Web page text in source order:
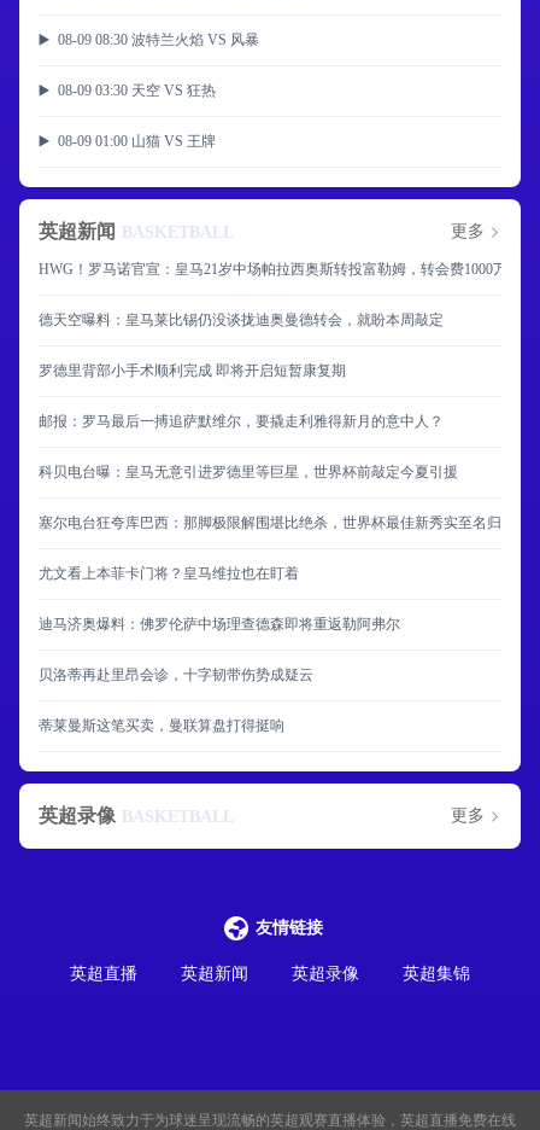
▶️ 08-09 08:30 波特兰火焰 VS 风暴
▶️ 08-09 03:30 天空 VS 狂热
▶️ 08-09 01:00 山猫 VS 王牌
英超新闻 BASKETBALL 更多
HWG！罗马诺官宣：皇马21岁中场帕拉西奥斯转投富勒姆，转会费1000万欧元
德天空曝料：皇马莱比锡仍没谈拢迪奥曼德转会，就盼本周敲定
罗德里背部小手术顺利完成 即将开启短暂康复期
邮报：罗马最后一搏追萨默维尔，要撬走利雅得新月的意中人？
科贝电台曝：皇马无意引进罗德里等巨星，世界杯前敲定今夏引援
塞尔电台狂夸库巴西：那脚极限解围堪比绝杀，世界杯最佳新秀实至名归
尤文看上本菲卡门将？皇马维拉也在盯着
迪马济奥爆料：佛罗伦萨中场理查德森即将重返勒阿弗尔
贝洛蒂再赴里昂会诊，十字韧带伤势成疑云
蒂莱曼斯这笔买卖，曼联算盘打得挺响
英超录像 BASKETBALL 更多
友情链接
英超直播 英超新闻 英超录像 英超集锦
英超新闻始终致力于为球迷呈现流畅的英超观赛直播体验，英超直播免费在线